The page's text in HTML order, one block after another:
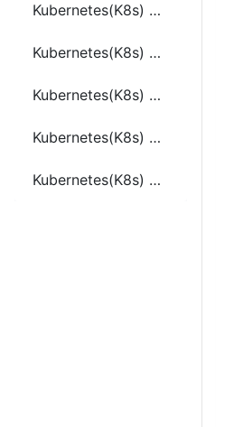
Kubernetes(K8s) Replica Set (RS)
Kubernetes(K8s) Deployment
Kubernetes(K8s) Volume(存储卷)
Kubernetes(K8s) Secret
Kubernetes(K8s) NetworkPolicy(网络策略)